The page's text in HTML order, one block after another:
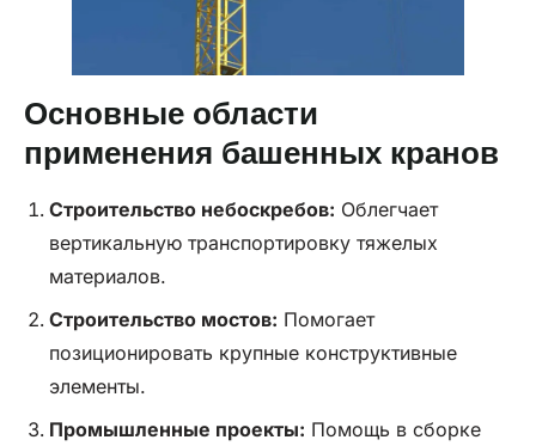
Основные области
применения башенных кранов
Строительство небоскребов: Облегчает
вертикальную транспортировку тяжелых
материалов.
Строительство мостов: Помогает
позиционировать крупные конструктивные
элементы.
Промышленные проекты: Помощь в сборке